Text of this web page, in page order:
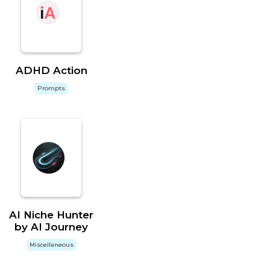
ADHD Action
Prompts
AI Niche Hunter
by AI Journey
Miscellaneous